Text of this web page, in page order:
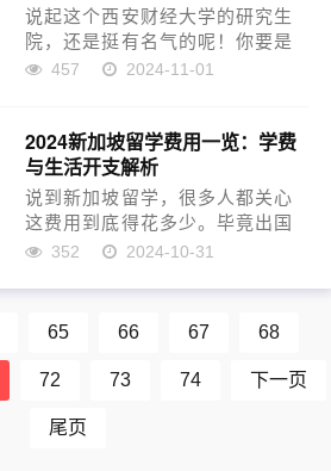
说起这个西安财经大学的研究生
院，还是挺有名气的呢！你要是
想考个研究生，尤其是学经济、
道理，但听说这学校的研究生院
开设了不少专业，啥经济学
院、...
457 2024-11-01
2024新加坡留学费用一览：学费
与生活开支解析
说到新加坡留学，很多人都关心
这费用到底得花多少。毕竟出国
留学可不是小事，特别是对于一
得花的费用可不少，学费，生活
来...
352 2024-10-31
65 66 67 68
72 73 74 下一页
尾页